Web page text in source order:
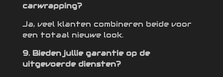
carwrapping?
Ja, veel klanten combineren beide voor
een totaal nieuwe look.
9. Bieden jullie garantie op de
uitgevoerde diensten?